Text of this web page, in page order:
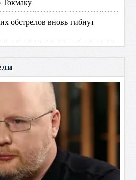
обстрелов вновь гибнут